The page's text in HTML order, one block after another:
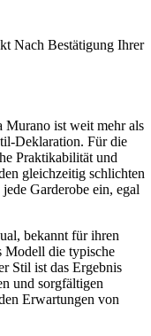
Nach Bestätigung Ihrer
Murano ist weit mehr als
Deklaration. Für die
Praktikabilität und
gleichzeitig schlichten
Garderobe ein, egal
bekannt für ihren
Modell die typische
Stil ist das Ergebnis
und sorgfältigen
Erwartungen von